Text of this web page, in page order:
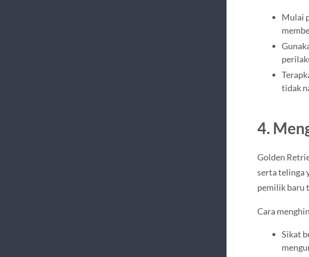
Mulai
tidak
4.
Golden
serta telinga
pemilik baru
Cara
Sikat